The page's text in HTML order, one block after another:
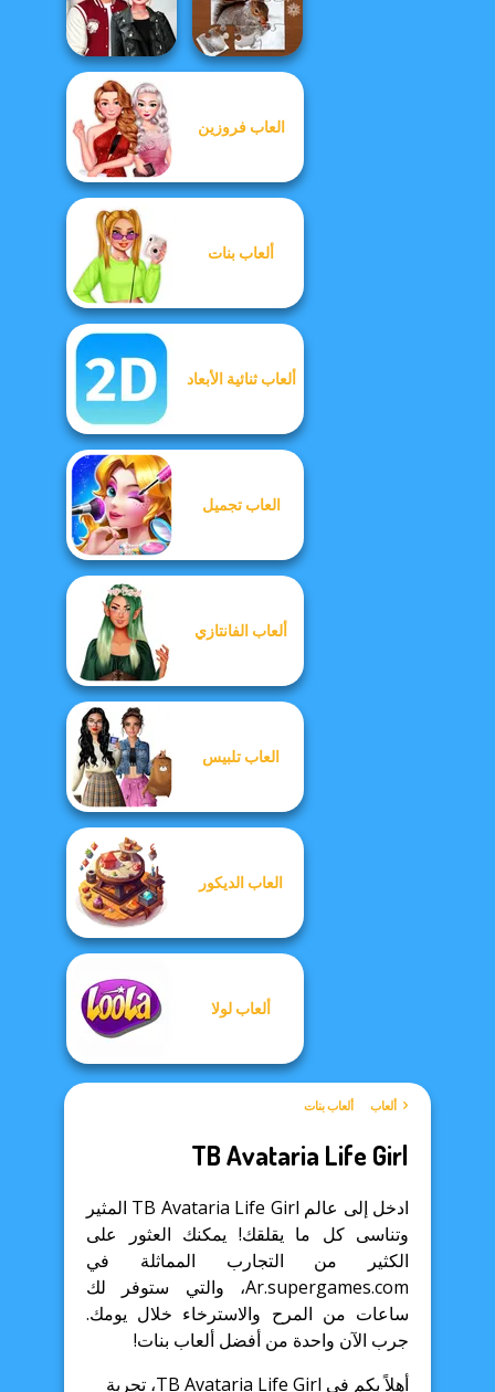
Last Day On Earth
Survival
Manga Creator -
Rebels Page 1
Kiss, Marry, Hate
Challenge
Jigsaw Puzzle
العاب فروزين
ألعاب بنات
ألعاب ثنائية الأبعاد
العاب تجميل
ألعاب الفانتازي
العاب تلبيس
العاب الديكور
ألعاب لولا
ألعاب ألعاب بنات
TB Avataria Life Girl
ادخل إلى عالم TB Avataria Life Girl المثير
وتناسى كل ما يقلقك! يمكنك العثور على
الكثير من التجارب المماثلة في
Ar.supergames.com، والتي ستوفر لك
ساعات من المرح والاسترخاء خلال يومك.
جرب الآن واحدة من أفضل ألعاب بنات!
أهلاً بكم في TB Avataria Life Girl، تجربة